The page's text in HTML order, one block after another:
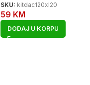
SKU: kitdac120xl20
59 KM
DODAJ U KORPU